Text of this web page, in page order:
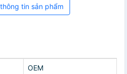
tin sản phẩm
OEM